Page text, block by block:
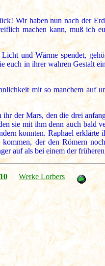
Wir haben nun nach der
machen kann, muß ich
und Wärme spendet,
euch in ihrer wahren Gestalt
mit so manchem auf
der Mars, den die drei
sie mit ihm denn auch bald
konnten. Raphael erklärte
der den Römern
auf als bei einem der
| Werke Lorbers